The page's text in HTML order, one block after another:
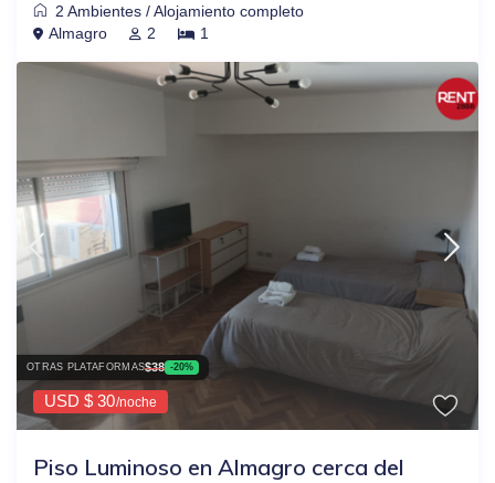
2 Ambientes /Alojamiento completo
Almagro
2 1
OTRAS PLATAFORMAS$38 -20%
USD $ 30/noche
Piso Luminoso en Almagro cerca del